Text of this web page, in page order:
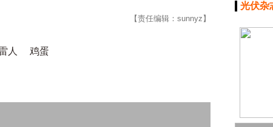
【责任编辑：sunnyz】
人 鸡蛋
光伏杂